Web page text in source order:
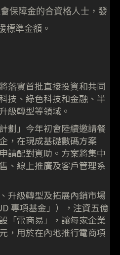
保障金的合資格人士，發
標準金額。
落實首批直接投資和共同
技、綠色科技和金融、半
級轉型等領域。
劃」今年初會陸續邀請餐
，在現成基礎數碼方案
請配對資助。方案將集中
、線上推廣及客戶管理系
升級轉型及拓展內銷市場
專項基金」），注資五億
「電商易」，讓每家企業
，用於在內地推行電商項